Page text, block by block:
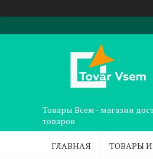
Товары Всем - магазин
товаров
ГЛАВНАЯ ТОВАРЫ И